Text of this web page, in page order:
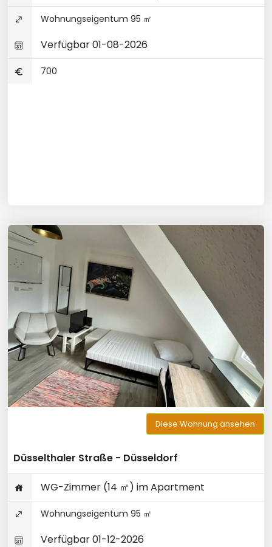
Wohnungseigentum 95 ㎡
Verfügbar 01-08-2026
700
Diese Wohnung ansehen
Düsselthaler Straße - Düsseldorf
WG-Zimmer (14 ㎡) im Apartment
Wohnungseigentum 95 ㎡
Verfügbar 01-12-2026